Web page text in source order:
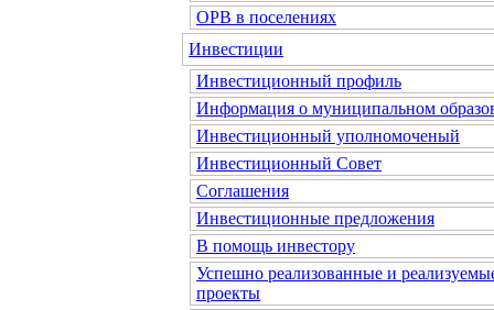
ОРВ в поселениях
Инвестиции
Инвестиционный профиль
Информация о муниципальном
Инвестиционный уполномоченый
Инвестиционный Совет
Соглашения
Инвестиционные предложения
В помощь инвестору
Успешно реализованные и
проекты